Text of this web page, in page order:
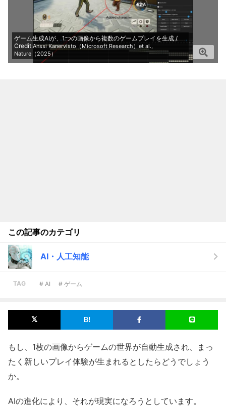
ゲーム生成AIが、1つの画像から複数のゲームプレイを生成 /
Credit:Anssi Kanervisto（Microsoft Research）et al.,
Nature（2025）
この記事のカテゴリ
AI・人工知能
TAG # AI # ゲーム
もし、1枚の画像からゲームの世界が自動生成され、まっ
たく新しいプレイ体験が生まれるとしたらどうでしょう
か。
AIの進化により、それが現実になろうとしています。